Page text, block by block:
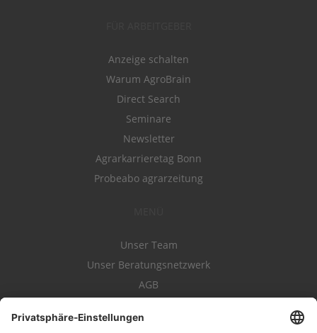
Anzeige schalten
Warum AgroBrain
Direct Search
Seminare
Newsletter
Agrarkarrieretag Bonn
Probeabo agrarzeitung
Unser Team
Unser Beratungsnetzwerk
AGB
Datenschutz